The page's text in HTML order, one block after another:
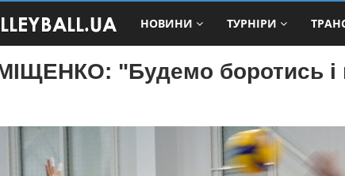
НОВИНИ ТУРНІРИ
"Будемо боротись і